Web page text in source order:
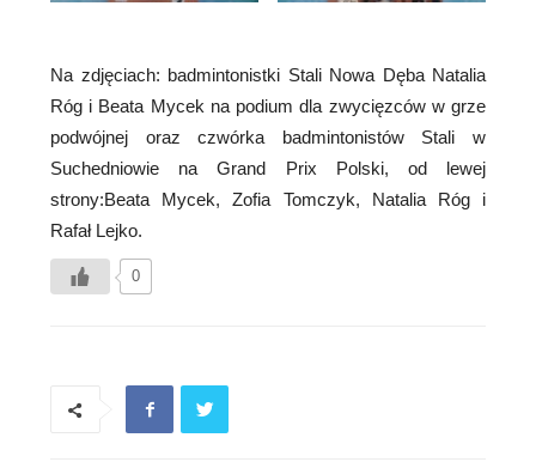
Na zdjęciach: badmintonistki Stali Nowa Dęba Natalia
Róg i Beata Mycek na podium dla zwycięzców w grze
podwójnej oraz czwórka badmintonistów Stali w
Suchedniowie na Grand Prix Polski, od lewej
strony:Beata Mycek, Zofia Tomczyk, Natalia Róg i
Rafał Lejko.
0